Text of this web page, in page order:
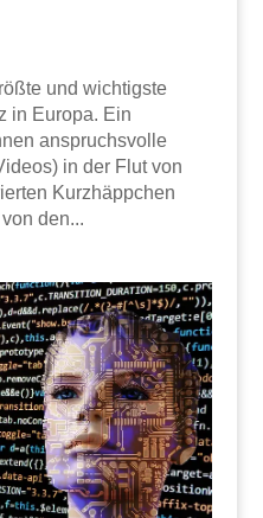
und wichtigste
in Europa. Ein
anspruchsvolle
in der Flut von
Kurzhäppchen
den...